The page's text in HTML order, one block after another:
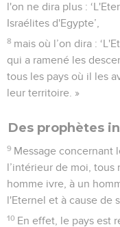
l'on ne dira plus :
Israélites d'Egypte’,
8 mais où l’on dira :
qui a ramené les
tous les pays où il les
leur territoire. »
Des prophètes
9 Message concernant
l’intérieur de moi, tous
homme ivre, à un
l'Eternel et à cause de
10 En effet, le pays est